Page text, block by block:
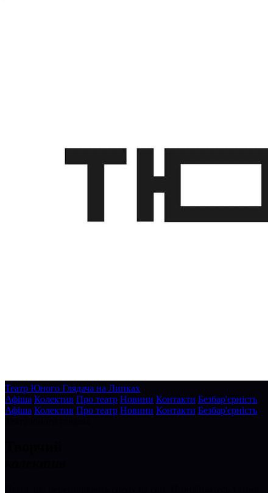
Театр Юного Глядача на Липках
Афіша Колектив Про театр Новини Контакти Безбар'єрність
Афіша Колектив Про театр Новини Контакти Безбар'єрність